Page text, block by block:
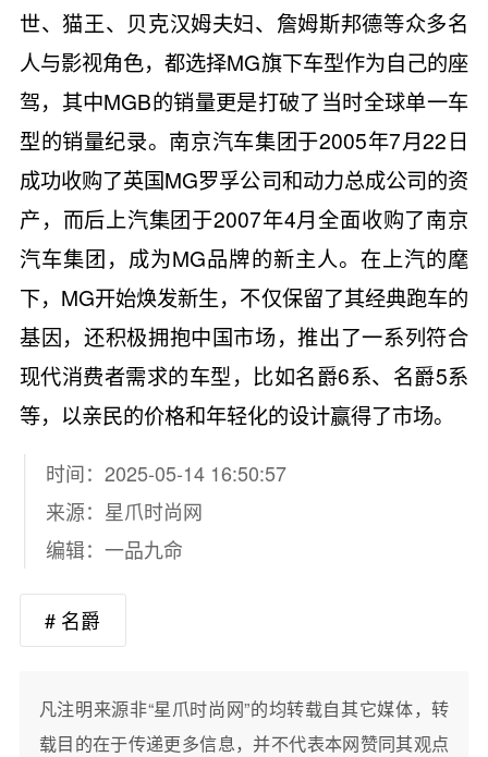
世、猫王、贝克汉姆夫妇、詹姆斯邦德等众多名
人与影视角色，都选择MG旗下车型作为自己的座
驾，其中MGB的销量更是打破了当时全球单一车
型的销量纪录。南京汽车集团于2005年7月22日
成功收购了英国MG罗孚公司和动力总成公司的资
产，而后上汽集团于2007年4月全面收购了南京
汽车集团，成为MG品牌的新主人。在上汽的麾
下，MG开始焕发新生，不仅保留了其经典跑车的
基因，还积极拥抱中国市场，推出了一系列符合
现代消费者需求的车型，比如名爵6系、名爵5系
等，以亲民的价格和年轻化的设计赢得了市场。
时间：2025-05-14 16:50:57
来源： 星爪时尚网
编辑：一品九命
# 名爵
凡注明来源非“星爪时尚网”的均转载自其它媒体，转
载目的在于传递更多信息，并不代表本网赞同其观点